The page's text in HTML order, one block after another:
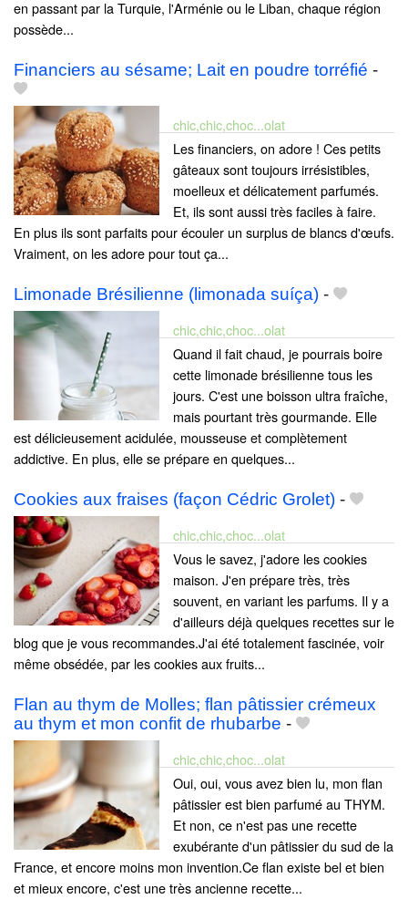
en passant par la Turquie, l'Arménie ou le Liban, chaque région
possède...
Financiers au sésame; Lait en poudre torréfié -
chic,chic,choc...olat
Les financiers, on adore ! Ces petits
gâteaux sont toujours irrésistibles,
moelleux et délicatement parfumés.
Et, ils sont aussi très faciles à faire.
En plus ils sont parfaits pour écouler un surplus de blancs d'œufs.
Vraiment, on les adore pour tout ça...
Limonade Brésilienne (limonada suíça) -
chic,chic,choc...olat
Quand il fait chaud, je pourrais boire
cette limonade brésilienne tous les
jours. C'est une boisson ultra fraîche,
mais pourtant très gourmande. Elle
est délicieusement acidulée, mousseuse et complètement
addictive. En plus, elle se prépare en quelques...
Cookies aux fraises (façon Cédric Grolet) -
chic,chic,choc...olat
Vous le savez, j'adore les cookies
maison. J'en prépare très, très
souvent, en variant les parfums. Il y a
d'ailleurs déjà quelques recettes sur le
blog que je vous recommandes.J'ai été totalement fascinée, voir
même obsédée, par les cookies aux fruits...
Flan au thym de Molles; flan pâtissier crémeux
au thym et mon confit de rhubarbe -
chic,chic,choc...olat
Oui, oui, vous avez bien lu, mon flan
pâtissier est bien parfumé au THYM.
Et non, ce n'est pas une recette
exubérante d'un pâtissier du sud de la
France, et encore moins mon invention.Ce flan existe bel et bien
et mieux encore, c'est une très ancienne recette...